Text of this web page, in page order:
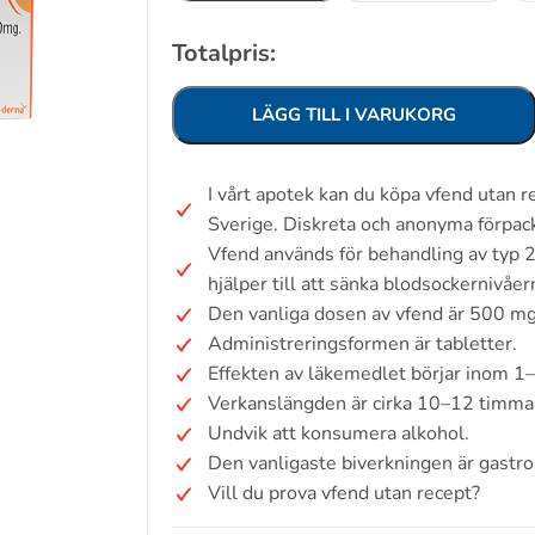
Totalpris:
LÄGG TILL I VARUKORG
I vårt apotek kan du köpa vfend utan
Sverige. Diskreta och anonyma
Vfend används för behandling av typ
hjälper till att sänka
Den vanliga dosen av vfend är 500
Administreringsformen är tabletter.
Effekten av läkemedlet börjar inom
Verkanslängden är cirka 10–12
Undvik att konsumera alkohol.
Den vanligaste biverkningen är
Vill du prova vfend utan recept?